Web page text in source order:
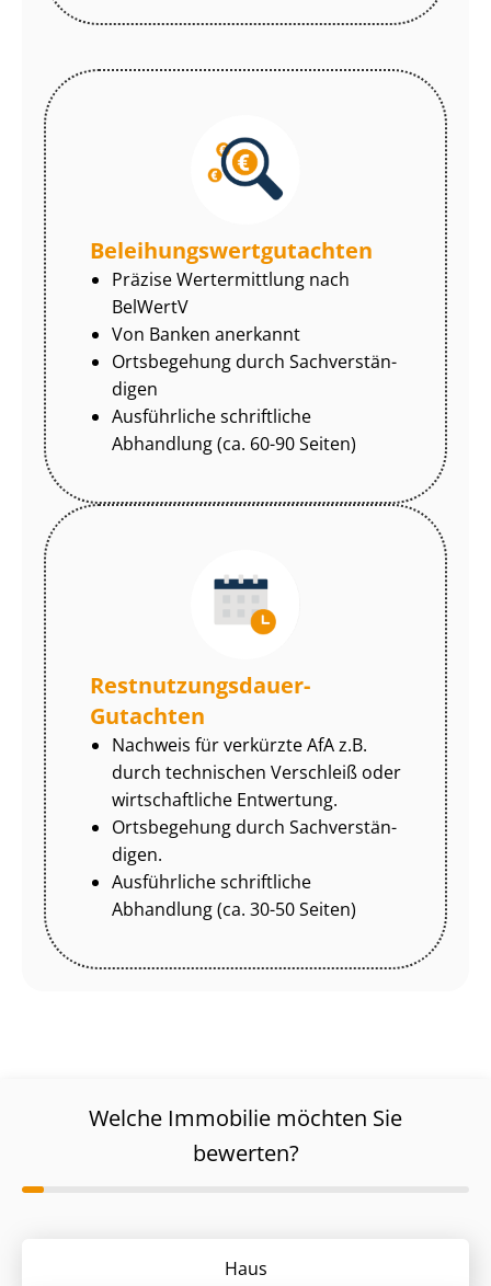
Be­lei­hungs­wert­gut­ach­ten
Präzise Wertermittlung nach
BelWertV
Von Banken anerkannt
Ortsbegehung durch Sach­ver­stän­
di­gen
Ausführliche schriftliche
Abhandlung (ca. 60-90 Seiten)
Rest­nut­zungs­dau­er-
Gutachten
Nachweis für verkürzte AfA z.B.
durch technischen Verschleiß oder
wirtschaftliche Entwertung.
Ortsbegehung durch Sach­ver­stän­
di­gen.
Ausführliche schriftliche
Abhandlung (ca. 30-50 Seiten)
Welche Immobilie möchten Sie
bewerten?
Haus